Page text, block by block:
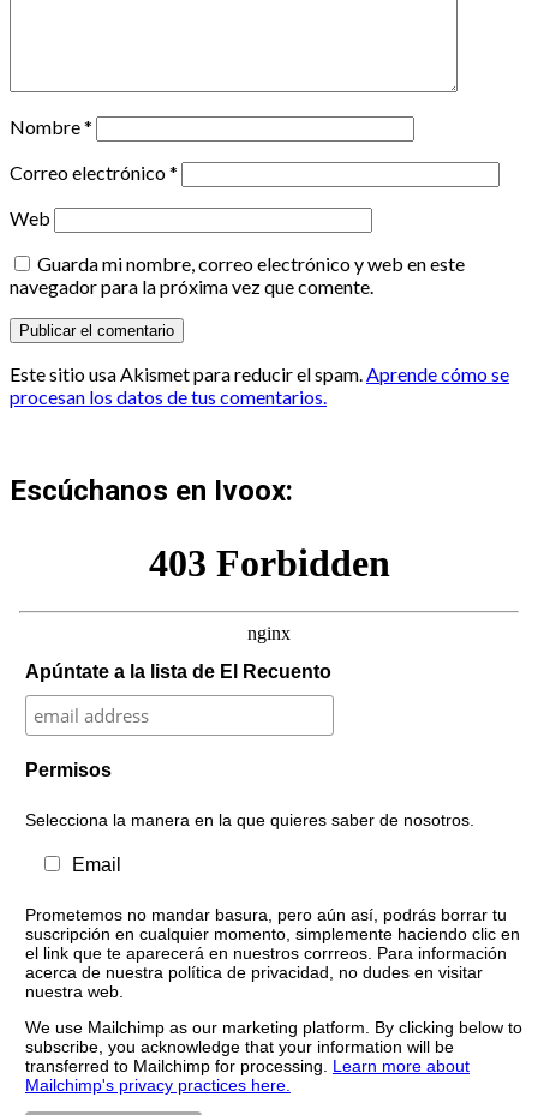
Nombre*
Correo electrónico*
Web
Guarda mi nombre, correo electrónico y web en este
navegador para la próxima vez que comente.
Este sitio usa Akismet para reducir el spam.Aprende cómo se
procesan los datos de tus comentarios.
Escúchanos en Ivoox:
Apúntate a la lista de El Recuento
Permisos
Selecciona la manera en la que quieres saber de nosotros.
Email
Prometemos no mandar basura, pero aún así, podrás borrar tu
suscripción en cualquier momento, simplemente haciendo clic en
el link que te aparecerá en nuestros corrreos. Para información
acerca de nuestra política de privacidad, no dudes en visitar
nuestra web.
We use Mailchimp as our marketing platform. By clicking below to
subscribe, you acknowledge that your information will be
transferred to Mailchimp for processing. Learn more about
Mailchimp's privacy practices here.